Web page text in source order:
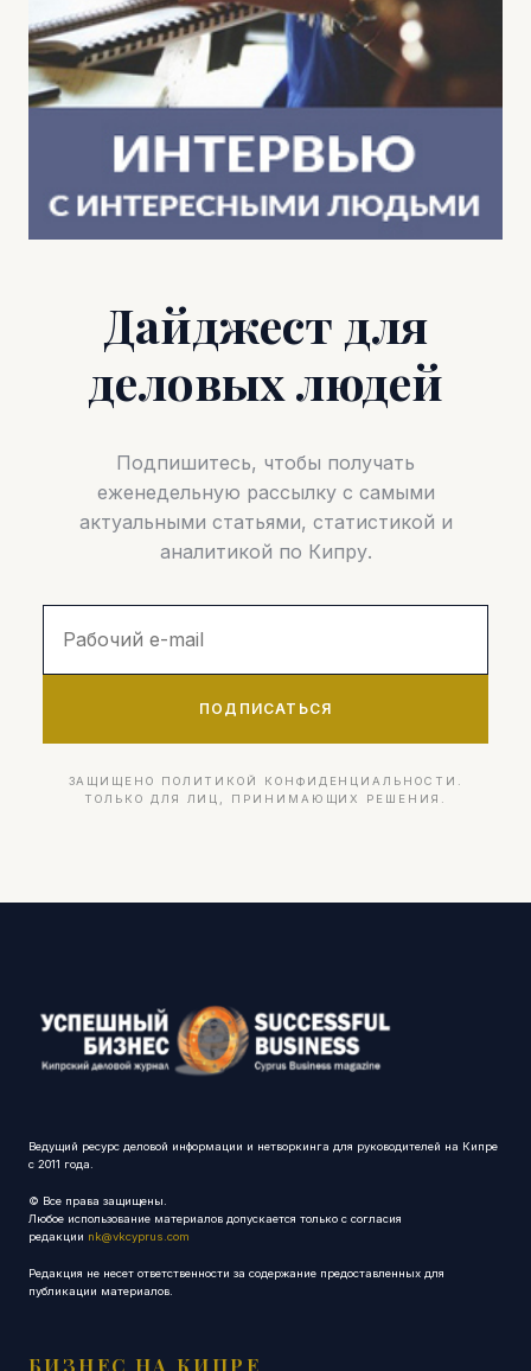
Дайджест для
деловых людей
Подпишитесь, чтобы получать
еженедельную рассылку с самыми
актуальными статьями, статистикой и
аналитикой по Кипру.
ПОДПИСАТЬСЯ
ЗАЩИЩЕНО ПОЛИТИКОЙ КОНФИДЕНЦИАЛЬНОСТИ.
ТОЛЬКО ДЛЯ ЛИЦ, ПРИНИМАЮЩИХ РЕШЕНИЯ.
Ведущий ресурс деловой информации и нетворкинга для руководителей на Кипре
с 2011 года.
© Все права защищены.
Любое использование материалов допускается только с согласия
редакции nk@vkcyprus.com
Редакция не несет ответственности за содержание предоставленных для
публикации материалов.